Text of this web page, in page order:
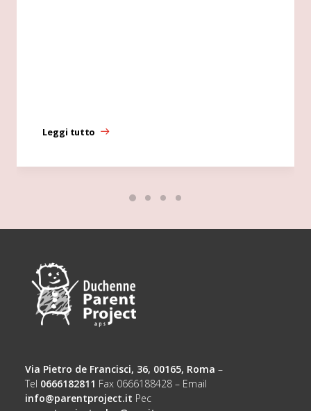
Leggi tutto
Via Pietro de Francisci, 36, 00165, Roma –
Tel 0666182811 Fax 0666188428 – Email
info@parentproject.it Pec